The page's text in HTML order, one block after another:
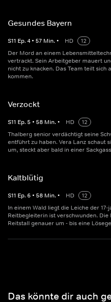
Gesundes Bayern
S11 Ep.4 • 57 Min. • HD
12
Der Mord an einem
vertrackt. Sein Arbeitgeber mauert
nicht zu knacken. Das Team teilt sich
kommen.
Verzockt
S11 Ep.5 • 58 Min. • HD
12
Thalberg senior verdächtigt seine
entführt zu haben. Vera Lanz schaut
um, steckt aber bald in einer
Kaltblütig
S11 Ep.6 • 58 Min. • HD
12
In einem Wald liegt die Leiche der
Reitbegleiterin ist verschwunden. Die
Reitstall genauer um - bis eine
Das könnte dir auch